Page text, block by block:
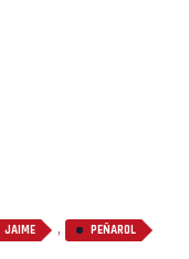
JAIME , PEÑAROL